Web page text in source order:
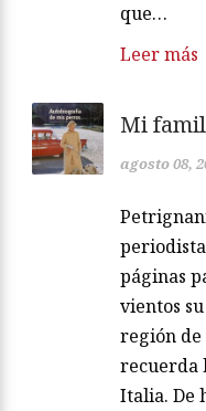
que…
Leer más
Mi
agosto 08,
páginas
vientos
región de
recuerda
Italia. De